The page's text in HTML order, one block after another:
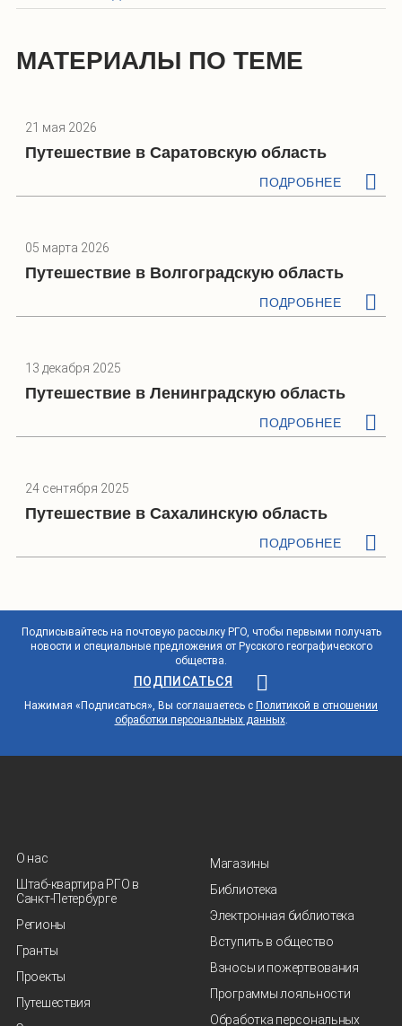
МАТЕРИАЛЫ ПО ТЕМЕ
21 мая 2026
Путешествие в Саратовскую область
ПОДРОБНЕЕ
05 марта 2026
Путешествие в Волгоградскую область
ПОДРОБНЕЕ
13 декабря 2025
Путешествие в Ленинградскую область
ПОДРОБНЕЕ
24 сентября 2025
Путешествие в Сахалинскую область
ПОДРОБНЕЕ
Подписывайтесь на почтовую рассылку РГО, чтобы первыми получать
новости и специальные предложения от Русского географического
общества.
ПОДПИСАТЬСЯ
Нажимая «Подписаться», Вы соглашаетесь с Политикой в отношении
обработки персональных данных.
О нас
Штаб-квартира РГО в
Санкт‑Петербурге
Регионы
Гранты
Проекты
Путешествия
Магазины
Библиотека
Электронная библиотека
Вступить в общество
Взносы и пожертвования
Программы лояльности
Обработка персональных